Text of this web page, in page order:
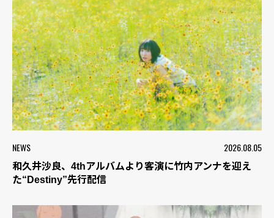
NEWS 2026.08.05
和久井沙良、4thアルバムより客演に竹内アンナを迎え
た“Destiny”先行配信